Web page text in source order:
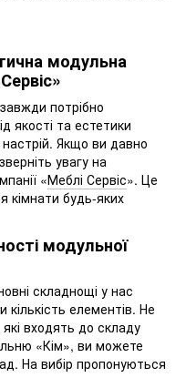
модульна
завжди потрібно
якості та естетики
Якщо ви давно
увагу на
«Меблі Сервіс». Це
кімнати будь-яких
модульної
складнощі у нас
елементів. Не
входять до складу
«Кім», ви можете
На вибір пропонуються